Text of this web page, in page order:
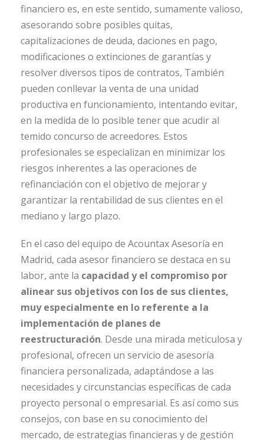
financiero es, en este sentido, sumamente valioso,
asesorando sobre posibles quitas,
capitalizaciones de deuda, daciones en pago,
modificaciones o extinciones de garantías y
resolver diversos tipos de contratos, También
pueden conllevar la venta de una unidad
productiva en funcionamiento, intentando evitar,
en la medida de lo posible tener que acudir al
temido concurso de acreedores. Estos
profesionales se especializan en minimizar los
riesgos inherentes a las operaciones de
refinanciación con el objetivo de mejorar y
garantizar la rentabilidad de sus clientes en el
mediano y largo plazo.
En el caso del equipo de Acountax Asesoría en
Madrid, cada asesor financiero se destaca en su
labor, ante la capacidad y el compromiso por
alinear sus objetivos con los de sus clientes,
muy especialmente en lo referente a la
implementación de planes de
reestructuración. Desde una mirada meticulosa y
profesional, ofrecen un servicio de asesoría
financiera personalizada, adaptándose a las
necesidades y circunstancias específicas de cada
proyecto personal o empresarial. Es así como sus
consejos, con base en su conocimiento del
mercado, de estrategias financieras y de gestión